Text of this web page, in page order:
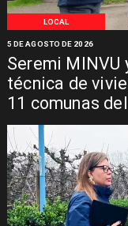
LOCAL
Seremi MINVU
técnica de
11 comunas
5 DE AGOSTO DE 2026